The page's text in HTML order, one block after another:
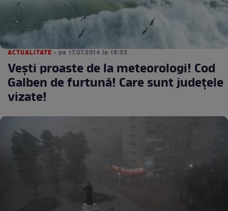
ACTUALITATE • pe 17.07.2014 la 16:35
Veşti proaste de la meteorologi! Cod
Galben de furtună! Care sunt judeţele
vizate!